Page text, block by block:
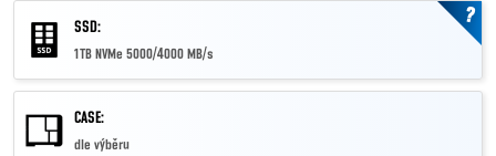
SSD:
1TB NVMe 5000/4000 MB/s
?
CASE:
dle výběru